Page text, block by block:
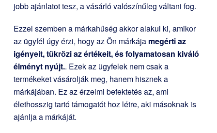
jobb ajánlatot tesz, a vásárló valószínűleg váltani fog.
Ezzel szemben a márkahűség akkor alakul ki, amikor
az ügyfél úgy érzi, hogy az Ön márkája megérti az
igényeit, tükrözi az értékeit, és folyamatosan kiváló
élményt nyújt.. Ezek az ügyfelek nem csak a
termékeket vásárolják meg, hanem hisznek a
márkájában. Ez az érzelmi befektetés az, ami
élethosszig tartó támogatót hoz létre, aki másoknak is
ajánlja a márkáját.